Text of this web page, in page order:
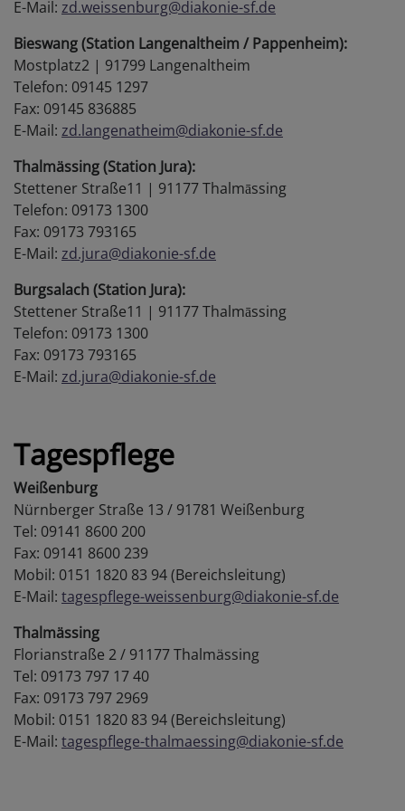
E-Mail: zd.weissenburg@diakonie-sf.de
Bieswang(Station Langenaltheim / Pappenheim):
Mostplatz2 | 91799 Langenaltheim
Telefon: 09145 1297
Fax: 09145 836885
E-Mail: zd.langenatheim@diakonie-sf.de
Thalmässing(Station Jura):
Stettener Straße11 | 91177 Thalmāssing
Telefon: 09173 1300
Fax: 09173 793165
E-Mail: zd.jura@diakonie-sf.de
Burgsalach (Station Jura):
Stettener Straße11 | 91177 Thalmāssing
Telefon: 09173 1300
Fax: 09173 793165
E-Mail: zd.jura@diakonie-sf.de
Tagespflege
Weißenburg
Nürnberger Straße 13 / 91781 Weißenburg
Tel: 09141 8600 200
Fax: 09141 8600 239
Mobil: 0151 1820 83 94 (Bereichsleitung)
E-Mail: tagespflege-weissenburg@diakonie-sf.de
Thalmässing
Florianstraße 2 / 91177 Thalmässing
Tel: 09173 797 17 40
Fax: 09173 797 2969
Mobil: 0151 1820 83 94 (Bereichsleitung)
E-Mail: tagespflege-thalmaessing@diakonie-sf.de